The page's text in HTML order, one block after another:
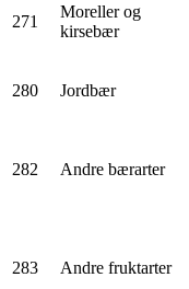
271
Moreller og
kirsebær
280 Jordbær
282 Andre bærarter
283 Andre fruktarter